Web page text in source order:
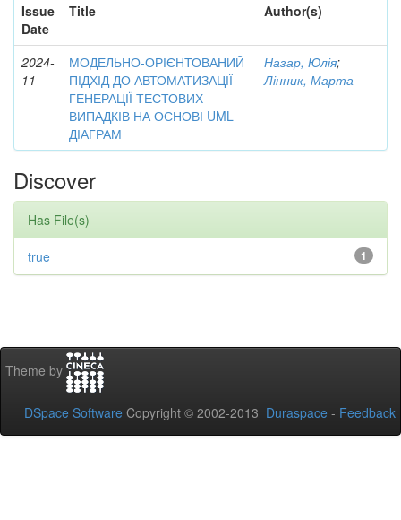
Issue
Date
Title Author(s)
2024-
11
МОДЕЛЬНО-ОРІЄНТОВАНИЙ
ПІДХІД ДО АВТОМАТИЗАЦІЇ
ГЕНЕРАЦІЇ ТЕСТОВИХ
ВИПАДКІВ НА ОСНОВІ UML
ДІАГРАМ
Назар, Юлія;
Лінник, Марта
Discover
Has File(s)
1
true
Theme by
DSpace Software Copyright © 2002-2013 Duraspace - Feedback